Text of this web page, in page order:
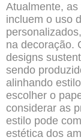
Atualmente,
incluem o uso
na decoração.
designs
sendo
alinhando
escolher o
considerar as
estilo pode
estética dos